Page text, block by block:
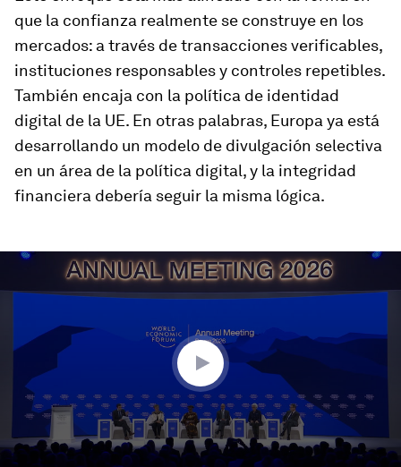
que la confianza realmente se construye en los
mercados: a través de transacciones verificables,
instituciones responsables y controles repetibles.
También encaja con la política de identidad
digital de la UE. En otras palabras, Europa ya está
desarrollando un modelo de divulgación selectiva
en un área de la política digital, y la integridad
financiera debería seguir la misma lógica.
seconds